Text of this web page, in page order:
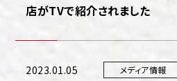
店がTVで紹介されました
2023.01.05 メディア情報